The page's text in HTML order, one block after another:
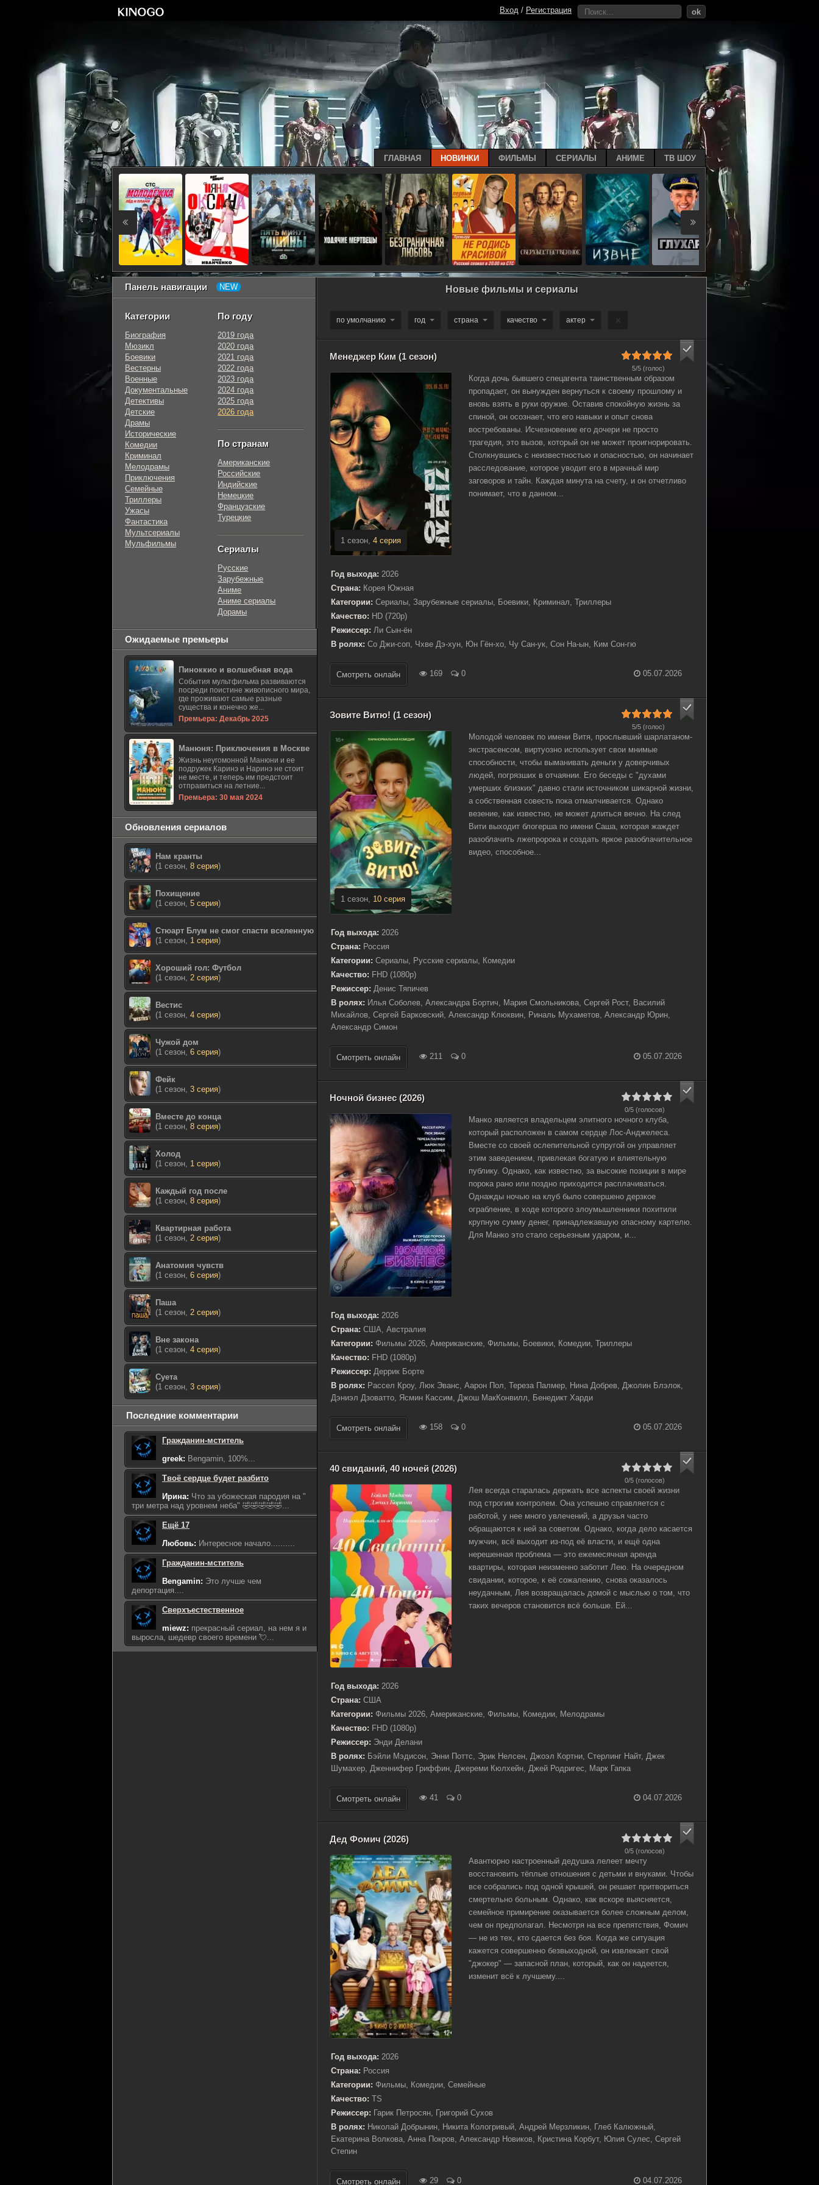
Новые фильмы и сериалы
по умолчанию год страна качество актер
Менеджер Ким (1 сезон)
5/5 (голос)
1 сезон, 4 серия
Когда дочь бывшего спецагента таинственным образом
пропадает, он вынужден вернуться к своему прошлому и
вновь взять в руки оружие. Оставив спокойную жизнь за
спиной, он осознает, что его навыки и опыт снова
востребованы. Исчезновение его дочери не просто
трагедия, это вызов, который он не может проигнорировать.
Столкнувшись с неизвестностью и опасностью, он начинает
расследование, которое уводит его в мрачный мир
заговоров и тайн. Каждая минута на счету, и он отчетливо
понимает, что в данном...
Год выхода: 2026
Страна: Корея Южная
Категории: Сериалы, Зарубежные сериалы, Боевики, Криминал, Триллеры
Качество: HD (720p)
Режиссер: Ли Сын-ён
В ролях: Со Джи-соп, Чхве Дэ-хун, Юн Гён-хо, Чу Сан-ук, Сон На-ын, Ким Сон-гю
Смотреть онлайн 169 0 05.07.2026
Зовите Витю! (1 сезон)
5/5 (голос)
1 сезон, 10 серия
Молодой человек по имени Витя, прослывший шарлатаном-
экстрасенсом, виртуозно использует свои мнимые
способности, чтобы выманивать деньги у доверчивых
людей, погрязших в отчаянии. Его беседы с "духами
умерших близких" давно стали источником шикарной жизни,
а собственная совесть пока отмалчивается. Однако
везение, как известно, не может длиться вечно. На след
Вити выходит блогерша по имени Саша, которая жаждет
разоблачить лжепророка и создать яркое разоблачительное
видео, способное...
Год выхода: 2026
Страна: Россия
Категории: Сериалы, Русские сериалы, Комедии
Качество: FHD (1080p)
Режиссер: Денис Тяпичев
В ролях: Илья Соболев, Александра Бортич, Мария Смольникова, Сергей Рост, Василий
Михайлов, Сергей Барковский, Александр Клюквин, Риналь Мухаметов, Александр Юрин,
Александр Симон
Смотреть онлайн 211 0 05.07.2026
Ночной бизнес (2026)
0/5 (голосов)
Манко является владельцем элитного ночного клуба,
который расположен в самом сердце Лос-Анджелеса.
Вместе со своей ослепительной супругой он управляет
этим заведением, привлекая богатую и влиятельную
публику. Однако, как известно, за высокие позиции в мире
порока рано или поздно приходится расплачиваться.
Однажды ночью на клуб было совершено дерзкое
ограбление, в ходе которого злоумышленники похитили
крупную сумму денег, принадлежавшую опасному картелю.
Для Манко это стало серьезным ударом, и...
Год выхода: 2026
Страна: США, Австралия
Категории: Фильмы 2026, Американские, Фильмы, Боевики, Комедии, Триллеры
Качество: FHD (1080p)
Режиссер: Деррик Борте
В ролях: Рассел Кроу, Люк Эванс, Аарон Пол, Тереза Палмер, Нина Добрев, Джолин Блэлок,
Дэниэл Дзоватто, Ясмин Кассим, Джош МакКонвилл, Бенедикт Харди
Смотреть онлайн 158 0 05.07.2026
40 свиданий, 40 ночей (2026)
0/5 (голосов)
Лея всегда старалась держать все аспекты своей жизни
под строгим контролем. Она успешно справляется с
работой, у нее много увлечений, а друзья часто
обращаются к ней за советом. Однако, когда дело касается
мужчин, всё выходит из-под её власти, и ещё одна
нерешенная проблема — это ежемесячная аренда
квартиры, которая неизменно заботит Лею. На очередном
свидании, которое, к её сожалению, снова оказалось
неудачным, Лея возвращалась домой с мыслью о том, что
таких вечеров становится всё больше. Ей...
Год выхода: 2026
Страна: США
Категории: Фильмы 2026, Американские, Фильмы, Комедии, Мелодрамы
Качество: FHD (1080p)
Режиссер: Энди Делани
В ролях: Бэйли Мэдисон, Энни Поттс, Эрик Нелсен, Джоэл Кортни, Стерлинг Найт, Джек
Шумахер, Дженнифер Гриффин, Джереми Кюлхейн, Джей Родригес, Марк Гапка
Смотреть онлайн 41 0 04.07.2026
Дед Фомич (2026)
0/5 (голосов)
Авантюрно настроенный дедушка лелеет мечту
восстановить тёплые отношения с детьми и внуками. Чтобы
все собрались под одной крышей, он решает притвориться
смертельно больным. Однако, как вскоре выясняется,
семейное примирение оказывается более сложным делом,
чем он предполагал. Несмотря на все препятствия, Фомич
— не из тех, кто сдается без боя. Когда же ситуация
кажется совершенно безвыходной, он извлекает свой
"джокер" — запасной план, который, как он надеется,
изменит всё к лучшему....
Год выхода: 2026
Страна: Россия
Категории: Фильмы, Комедии, Семейные
Качество: TS
Режиссер: Гарик Петросян, Григорий Сухов
В ролях: Николай Добрынин, Никита Кологривый, Андрей Мерзликин, Глеб Калюжный,
Екатерина Волкова, Анна Покров, Александр Новиков, Кристина Корбут, Юлия Сулес, Сергей
Степин
Смотреть онлайн 29 0 04.07.2026
Панель навигации
Категории
Биография
Мюзикл
Боевики
Вестерны
Военные
Документальные
Детективы
Детские
Драмы
Исторические
Комедии
Криминал
Мелодрамы
Приключения
Семейные
Триллеры
Ужасы
Фантастика
Мультсериалы
Мульфильмы
По году
2019 года
2020 года
2021 года
2022 года
2023 года
2024 года
2025 года
2026 года
По странам
Американские
Российские
Индийские
Немецкие
Французские
Турецкие
Сериалы
Русские
Зарубежные
Аниме
Аниме сериалы
Дорамы
Ожидаемые премьеры
Пиноккио и волшебная вода
События мультфильма развиваются
посреди поистине живописного мира,
где проживают самые разные
существа и конечно же...
Премьера: Декабрь 2025
Манюня: Приключения в Москве
Жизнь неугомонной Манюни и ее
подружек Каринэ и Наринэ не стоит
не месте, и теперь им предстоит
отправиться на летние...
Премьера: 30 мая 2024
Обновления сериалов
Нам кранты
(1 сезон, 8 серия)
Похищение
(1 сезон, 5 серия)
Стюарт Блум не смог спасти вселенную
(1 сезон, 1 серия)
Хороший гол: Футбол
(1 сезон, 2 серия)
Вестис
(1 сезон, 4 серия)
Чужой дом
(1 сезон, 6 серия)
Фейк
(1 сезон, 3 серия)
Вместе до конца
(1 сезон, 8 серия)
Холод
(1 сезон, 1 серия)
Каждый год после
(1 сезон, 8 серия)
Квартирная работа
(1 сезон, 2 серия)
Анатомия чувств
(1 сезон, 6 серия)
Паша
(1 сезон, 2 серия)
Вне закона
(1 сезон, 4 серия)
Суета
(1 сезон, 3 серия)
Последние комментарии
Гражданин-мститель
greek: Bengamin, 100%...
Твоё сердце будет разбито
Ирина: Что за убожеская пародия на "
три метра над уровнем неба" 🤣🤣🤣🤣🤣...
Ещё 17
Любовь: Интересное начало..........
Гражданин-мститель
Bengamin: Это лучше чем
депортация....
Сверхъестественное
miewz: прекрасный сериал, на нем я и
выросла, шедевр своего времени 💘...
ok
Вход / Регистрация
ГЛАВНАЯ НОВИНКИ ФИЛЬМЫ СЕРИАЛЫ АНИМЕ ТВ ШОУ